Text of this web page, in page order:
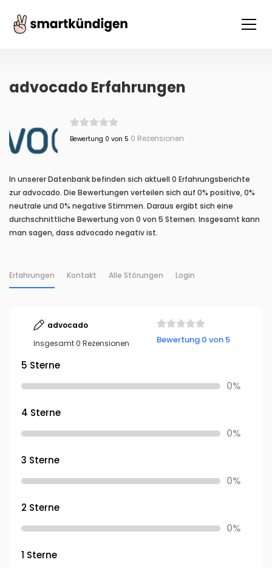
advocado Erfahrungen
Bewertung 0 von 5 0 Rezensionen
In unserer Datenbank befinden sich aktuell 0 Erfahrungsberichte
zur advocado. Die Bewertungen verteilen sich auf 0% positive, 0%
neutrale und 0% negative Stimmen. Daraus ergibt sich eine
durchschnittliche Bewertung von 0 von 5 Sternen. Insgesamt kann
man sagen, dass advocado negativ ist.
Erfahrungen Kontakt Alle Störungen Login
advocado
Insgesamt 0 Rezensionen
Bewertung 0 von 5
5 Sterne
0%
4 Sterne
0%
3 Sterne
0%
2 Sterne
0%
1 Sterne